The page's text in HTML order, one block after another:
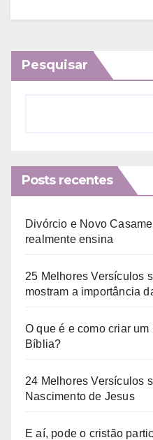
Pesquisar
Posts recentes
Divórcio e Novo
realmente ensina
25 Melhores Versículos
mostram a importância
O que é e como criar
Bíblia?
24 Melhores Versículos
Nascimento de Jesus
E aí, pode o cristão